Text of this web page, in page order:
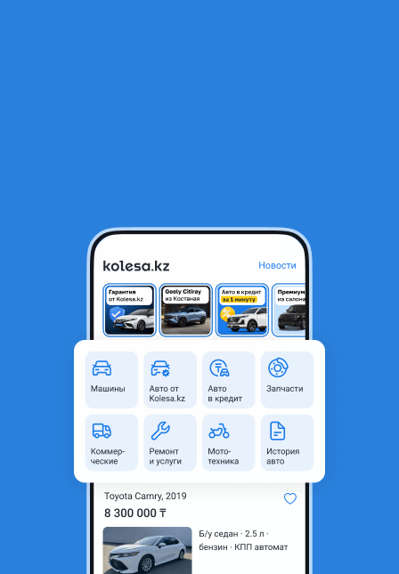
Резиновая краска
Астана, Акмолинская
область
Новая
Комментарий продавца
СРОЧНО, Внимание остерегайтесь Подделок, которые
дешевле и НЕ гарантируют отличный результат.
Предлагаем отличный аналог Plasti Dip, только китайского